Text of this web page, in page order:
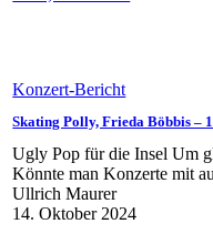
Konzert-Bericht
Skating Polly, Frieda Böbbis –
Ugly Pop für die Insel Um
Könnte man Konzerte mit
Ullrich Maurer
14. Oktober 2024